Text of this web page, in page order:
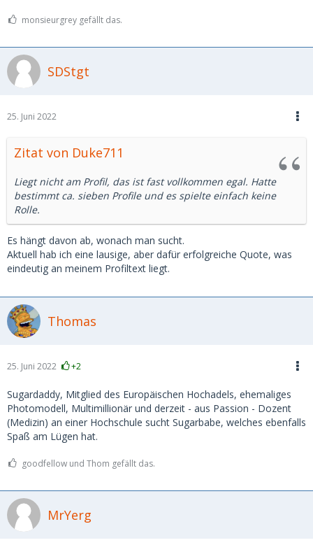
monsieurgrey gefällt das.
SDStgt
25. Juni 2022
Zitat von Duke711
Liegt nicht am Profil, das ist fast vollkommen egal. Hatte
bestimmt ca. sieben Profile und es spielte einfach keine
Rolle.
Es hängt davon ab, wonach man sucht.
Aktuell hab ich eine lausige, aber dafür erfolgreiche Quote, was
eindeutig an meinem Profiltext liegt.
Thomas
25. Juni 2022 +2
Sugardaddy, Mitglied des Europäischen Hochadels, ehemaliges
Photomodell, Multimillionär und derzeit - aus Passion - Dozent
(Medizin) an einer Hochschule sucht Sugarbabe, welches ebenfalls
Spaß am Lügen hat.
goodfellow und Thom gefällt das.
MrYerg